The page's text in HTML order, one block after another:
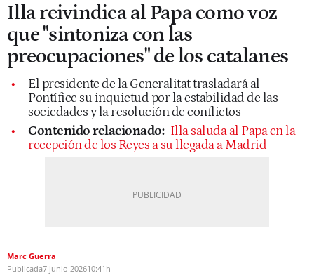
Illa reivindica al Papa como voz
que "sintoniza con las
preocupaciones" de los catalanes
El presidente de la Generalitat trasladará al
Pontífice su inquietud por la estabilidad de las
sociedades y la resolución de conflictos
Contenido relacionado: Illa saluda al Papa en la
recepción de los Reyes a su llegada a Madrid
Marc Guerra
Publicada7 junio 202610:41h